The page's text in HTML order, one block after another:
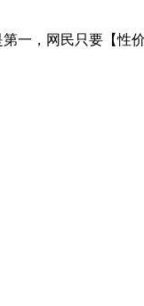
一，网民只要【性